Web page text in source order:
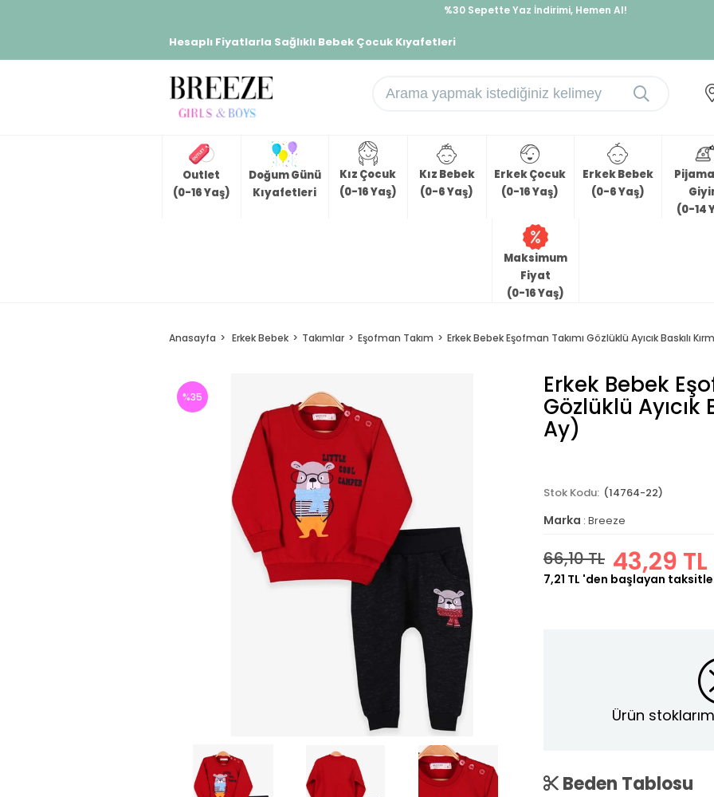
%30 Sepette Yaz İndirimi, Hemen Al!
Hesaplı Fiyatlarla Sağlıklı Bebek Çocuk Kıyafetleri
Outlet
(0-16 Yaş)
Doğum Günü
Kıyafetleri
Kız Çocuk
(0-16 Yaş)
Kız Bebek
(0-6 Yaş)
Erkek Çocuk
(0-16 Yaş)
Erkek Bebek
(0-6 Yaş)
(0-14
Maksimum
Fiyat
(0-16 Yaş)
Anasayfa Erkek Bebek Takımlar Eşofman Takım Erkek Bebek Eşofman Takımı Gözlüklü Ayıcık Baskılı
%35 Erkek Bebek
Gözlüklü Ayıcık
Ay)
(14764-22)
Marka : Breeze
66,10 TL 43,29 TL
7,21 TL 'den başlayan
Ürün
Beden Tablosu